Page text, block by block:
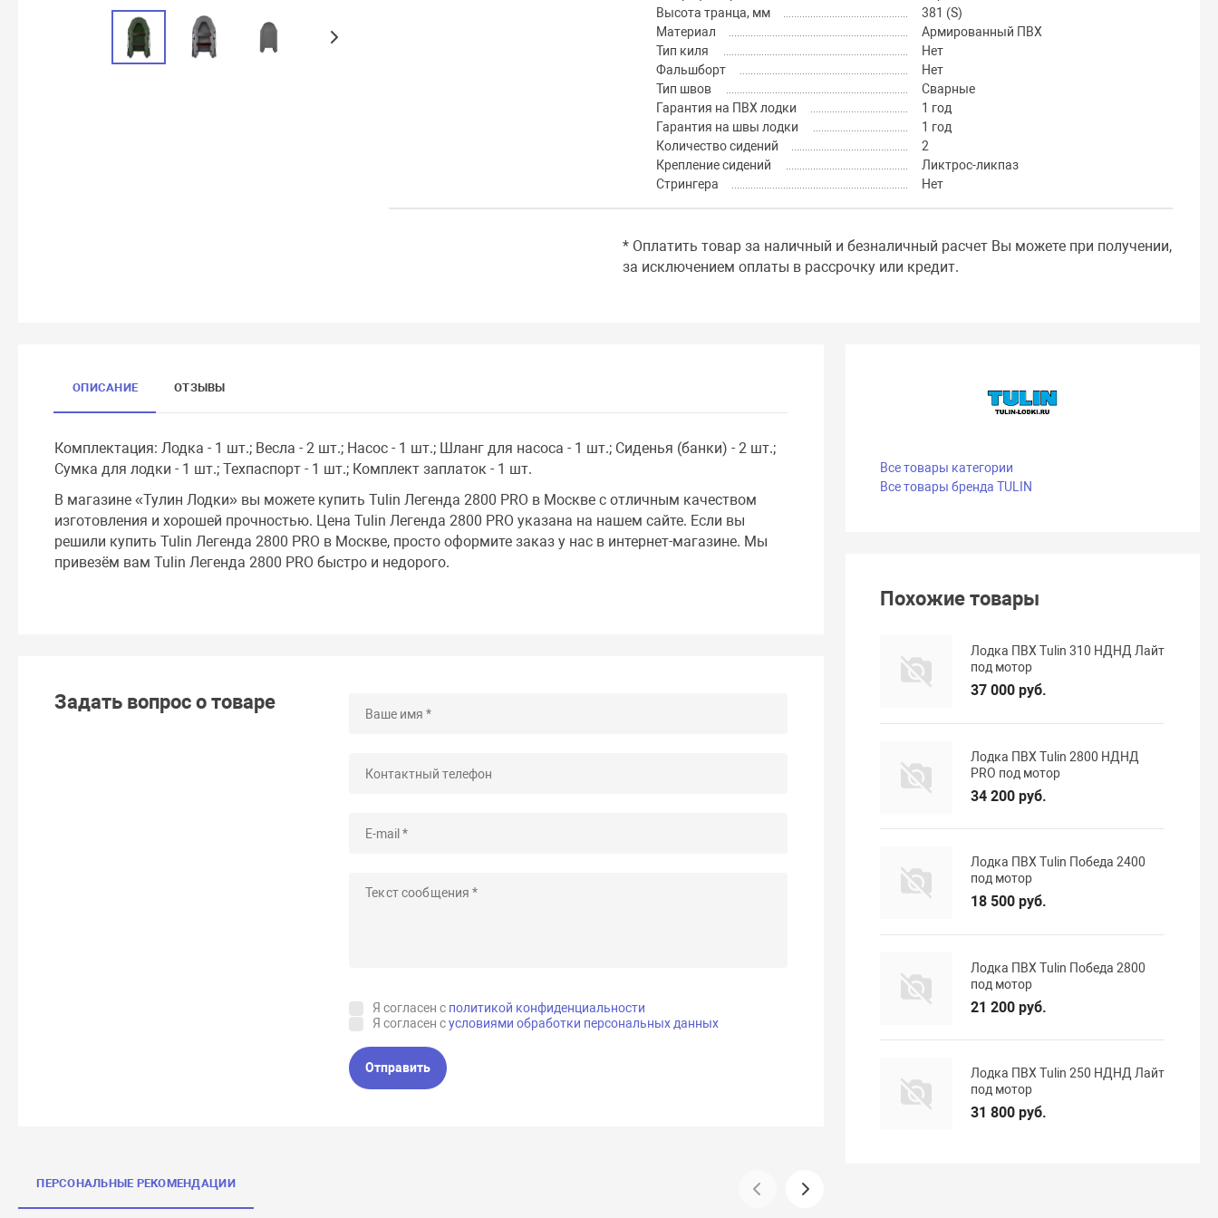
Высота транца, мм
381 (S)
Материал
Армированный ПВХ
Тип киля
Нет
Фальшборт
Нет
Тип швов
Сварные
Гарантия на ПВХ лодки
1 год
Гарантия на швы лодки
1 год
Количество сидений
2
Крепление сидений
Ликтрос-ликпаз
Стрингера
Нет
* Оплатить товар за наличный и безналичный расчет Вы можете при получении,
за исключением оплаты в рассрочку или кредит.
ОПИСАНИЕ ОТЗЫВЫ
Комплектация: Лодка - 1 шт.; Весла - 2 шт.; Насос - 1 шт.; Шланг для насоса - 1 шт.; Сиденья (банки) - 2 шт.;
Сумка для лодки - 1 шт.; Техпаспорт - 1 шт.; Комплект заплаток - 1 шт.
В магазине «Тулин Лодки» вы можете купить Tulin Легенда 2800 PRO в Москве с отличным качеством
изготовления и хорошей прочностью. Цена Tulin Легенда 2800 PRO указана на нашем сайте. Если вы
решили купить Tulin Легенда 2800 PRO в Москве, просто оформите заказ у нас в интернет-магазине. Мы
привезём вам Tulin Легенда 2800 PRO быстро и недорого.
Задать вопрос о товаре
Я согласен с политикой конфиденциальности
Я согласен сусловиями обработки персональных данных
Отправить
ПЕРСОНАЛЬНЫЕ РЕКОМЕНДАЦИИ
Все товары категории
Все товары бренда TULIN
Похожие товары
Лодка ПВХ Tulin 310 НДНД Лайт
под мотор
37 000 руб.
Лодка ПВХ Tulin 2800 НДНД
PRO под мотор
34 200 руб.
Лодка ПВХ Tulin Победа 2400
под мотор
18 500 руб.
Лодка ПВХ Tulin Победа 2800
под мотор
21 200 руб.
Лодка ПВХ Tulin 250 НДНД Лайт
под мотор
31 800 руб.